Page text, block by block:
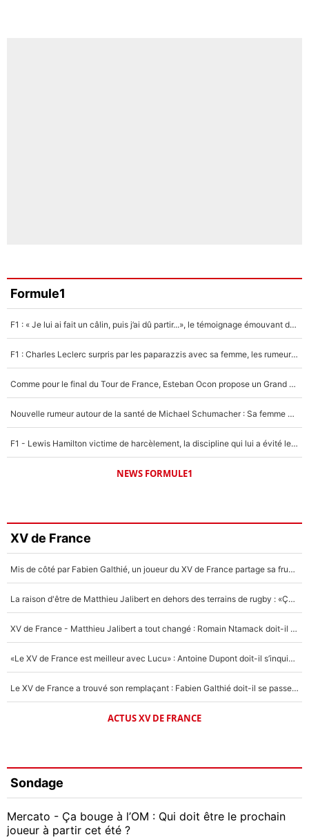
Formule1
F1 : « Je lui ai fait un câlin, puis j’ai dû partir...», le témoignage émouvant de Max Verstappen sur sa fille
F1 : Charles Leclerc surpris par les paparazzis avec sa femme, les rumeurs étaient vraies !
Comme pour le final du Tour de France, Esteban Ocon propose un Grand Prix de Formule 1 à Paris : «Autour de l’Arc de Triomphe, ce serait génial» !
Nouvelle rumeur autour de la santé de Michael Schumacher : Sa femme Corinna sort du silence
F1 - Lewis Hamilton victime de harcèlement, la discipline qui lui a évité le pire : «J'aurais probablement mal tourné»
NEWS FORMULE1
XV de France
Mis de côté par Fabien Galthié, un joueur du XV de France partage sa frustration : «ils ne me l’ont pas dit tout de suite»
La raison d'être de Matthieu Jalibert en dehors des terrains de rugby : «Ça m'atteint autant que si tu touches à un membre de ma famille»
XV de France - Matthieu Jalibert a tout changé : Romain Ntamack doit-il s’inquiéter pour sa place à un an de la Coupe du monde ?
«Le XV de France est meilleur avec Lucu» : Antoine Dupont doit-il s’inquiéter pour sa place ?
Le XV de France a trouvé son remplaçant : Fabien Galthié doit-il se passer d'Antoine Dupont ?
ACTUS XV DE FRANCE
Sondage
Mercato - Ça bouge à l’OM : Qui doit être le prochain
joueur à partir cet été ?